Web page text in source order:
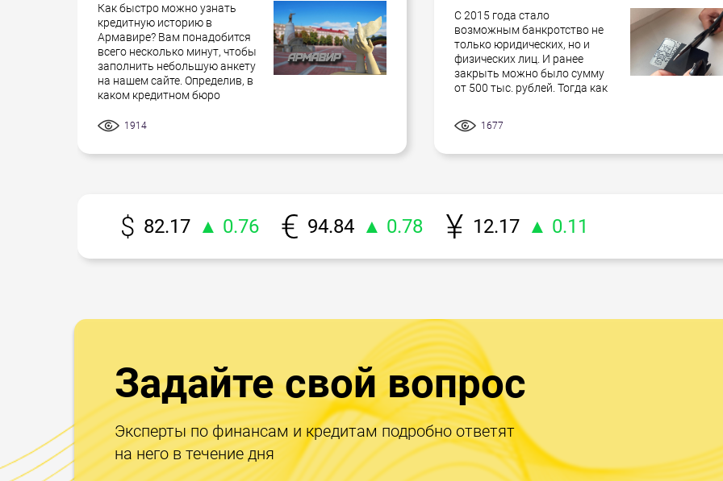
Как быстро можно узнать
кредитную историю в
Армавире? Вам понадобится
всего несколько минут, чтобы
заполнить небольшую анкету
на нашем сайте. Определив, в
каком кредитном бюро
1914
С 2015 года стало
возможным банкротство не
только юридических, но и
физических лиц. И ранее
закрыть можно было сумму
от 500 тыс. рублей. Тогда как
1677
82.17 ▲ 0.76 94.84 ▲ 0.78 12.17 ▲ 0.11
Задайте свой вопрос
Эксперты по финансам и кредитам подробно ответят
на него в течение дня